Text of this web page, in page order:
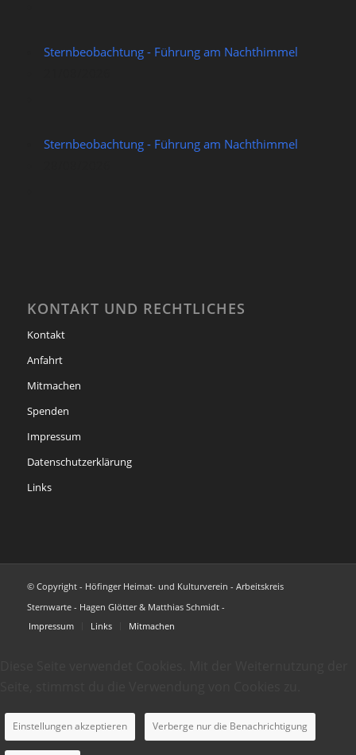
Sternbeobachtung - Führung am Nachthimmel
Sternbeobachtung - Führung am Nachthimmel
KONTAKT UND RECHTLICHES
Kontakt
Anfahrt
Mitmachen
Spenden
Impressum
Datenschutzerklärung
Links
© Copyright - Höfinger Heimat- und Kulturverein - Arbeitskreis
Sternwarte - Hagen Glötter & Matthias Schmidt -
Impressum
Links Mitmachen
Einstellungen akzeptieren Verberge nur die Benachrichtigung